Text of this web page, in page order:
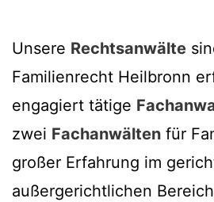
Unsere Rechtsanwälte
Familienrecht Heilbronn
engagiert tätige
zwei Fachanwälten für
großer Erfahrung im
außergerichtlichen